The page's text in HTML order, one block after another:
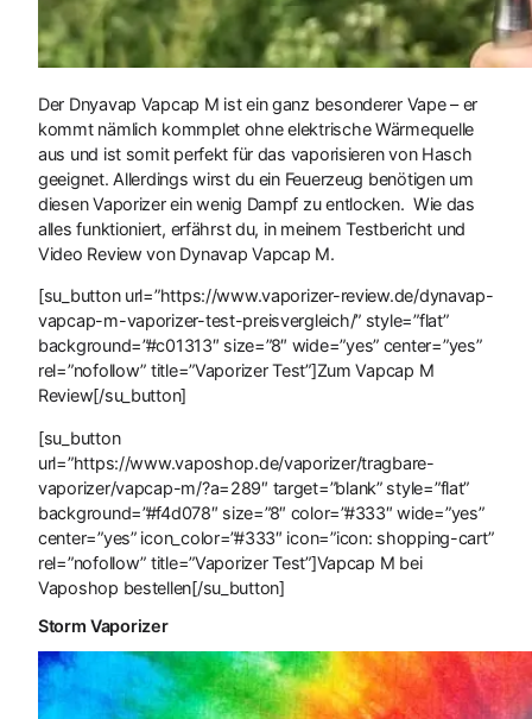
Der Dnyavap Vapcap M ist ein ganz besonderer Vape – er
kommt nämlich kommplet ohne elektrische Wärmequelle
aus und ist somit perfekt für das vaporisieren von Hasch
geeignet. Allerdings wirst du ein Feuerzeug benötigen um
diesen Vaporizer ein wenig Dampf zu entlocken. Wie das
alles funktioniert, erfährst du, in meinem Testbericht und
Video Review von Dynavap Vapcap M.
[su_button url=”https://www.vaporizer-review.de/dynavap-
vapcap-m-vaporizer-test-preisvergleich/” style=”flat”
background=”#c01313″ size=”8″ wide=”yes” center=”yes”
rel=”nofollow” title=”Vaporizer Test”]Zum Vapcap M
Review[/su_button]
[su_button
url=”https://www.vaposhop.de/vaporizer/tragbare-
vaporizer/vapcap-m/?a=289″ target=”blank” style=”flat”
background=”#f4d078″ size=”8″ color=”#333″ wide=”yes”
center=”yes” icon_color=”#333″ icon=”icon: shopping-cart”
rel=”nofollow” title=”Vaporizer Test”]Vapcap M bei
Vaposhop bestellen[/su_button]
Storm Vaporizer